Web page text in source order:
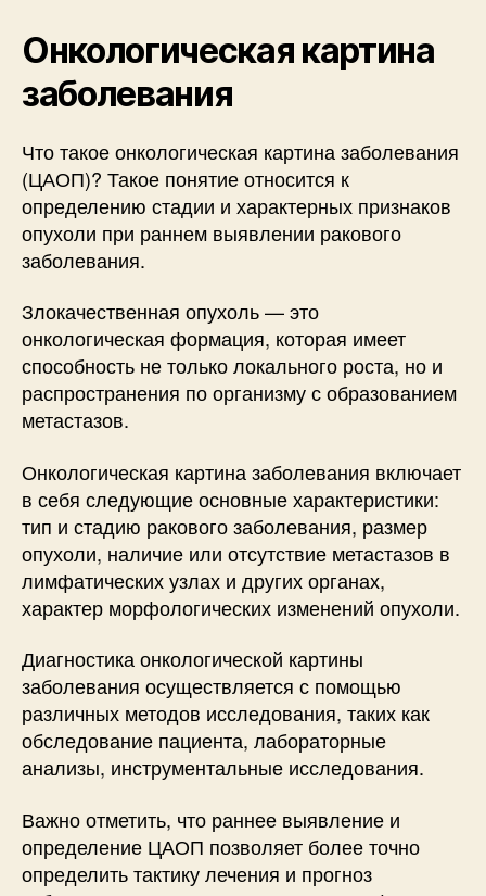
Онкологическая картина
заболевания
Что такое онкологическая картина заболевания
(ЦАОП)? Такое понятие относится к
определению стадии и характерных признаков
опухоли при раннем выявлении ракового
заболевания.
Злокачественная опухоль — это
онкологическая формация, которая имеет
способность не только локального роста, но и
распространения по организму с образованием
метастазов.
Онкологическая картина заболевания включает
в себя следующие основные характеристики:
тип и стадию ракового заболевания, размер
опухоли, наличие или отсутствие метастазов в
лимфатических узлах и других органах,
характер морфологических изменений опухоли.
Диагностика онкологической картины
заболевания осуществляется с помощью
различных методов исследования, таких как
обследование пациента, лабораторные
анализы, инструментальные исследования.
Важно отметить, что раннее выявление и
определение ЦАОП позволяет более точно
определить тактику лечения и прогноз